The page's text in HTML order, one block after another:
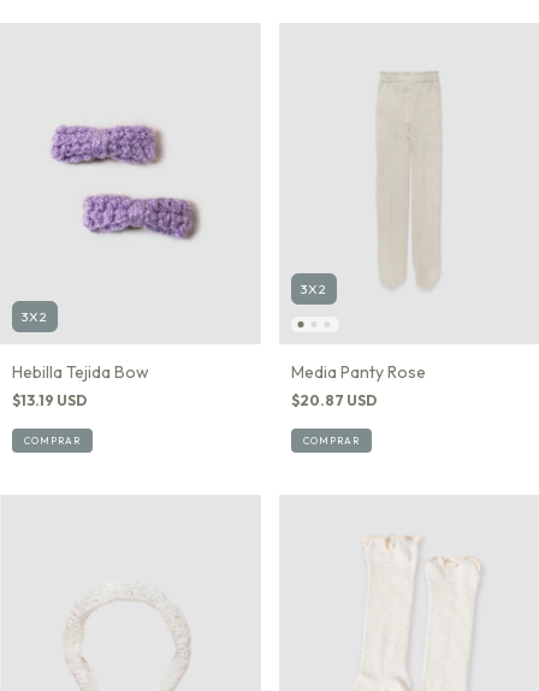
3X2
Hebilla Tejida Bow
$13.19 USD
COMPRAR
3X2
Media Panty Rose
$20.87 USD
COMPRAR